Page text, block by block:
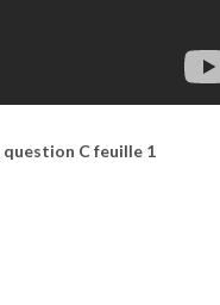
question C feuille 1